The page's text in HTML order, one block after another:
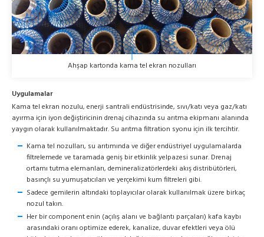
Ahşap kartonda kama tel ekran nozulları
Uygulamalar
Kama tel ekran nozulu, enerji santrali endüstrisinde, sıvı/katı veya gaz/katı
ayırma için iyon değiştiricinin drenaj cihazında su arıtma ekipmanı alanında
yaygın olarak kullanılmaktadır. Su arıtma filtration syonu için ilk tercihtir.
Kama tel nozulları, su arıtımında ve diğer endüstriyel uygulamalarda
filtrelemede ve taramada geniş bir etkinlik yelpazesi sunar. Drenaj
ortamı tutma elemanları, demineralizatörlerdeki akış distribütörleri,
basınçlı su yumuşatıcıları ve yerçekimi kum filtreleri gibi.
Sadece gemilerin altındaki toplayıcılar olarak kullanılmak üzere birkaç
nozul takın.
Her bir component enin (açılış alanı ve bağlantı parçaları) kafa kaybı
arasındaki oranı optimize ederek, kanalize, duvar efektleri veya ölü